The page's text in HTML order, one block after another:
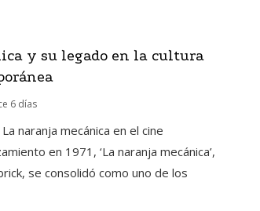
y su legado en la cultura
6 días
naranja mecánica en el cine
en 1971, ‘La naranja mecánica’,
se consolidó como uno de los